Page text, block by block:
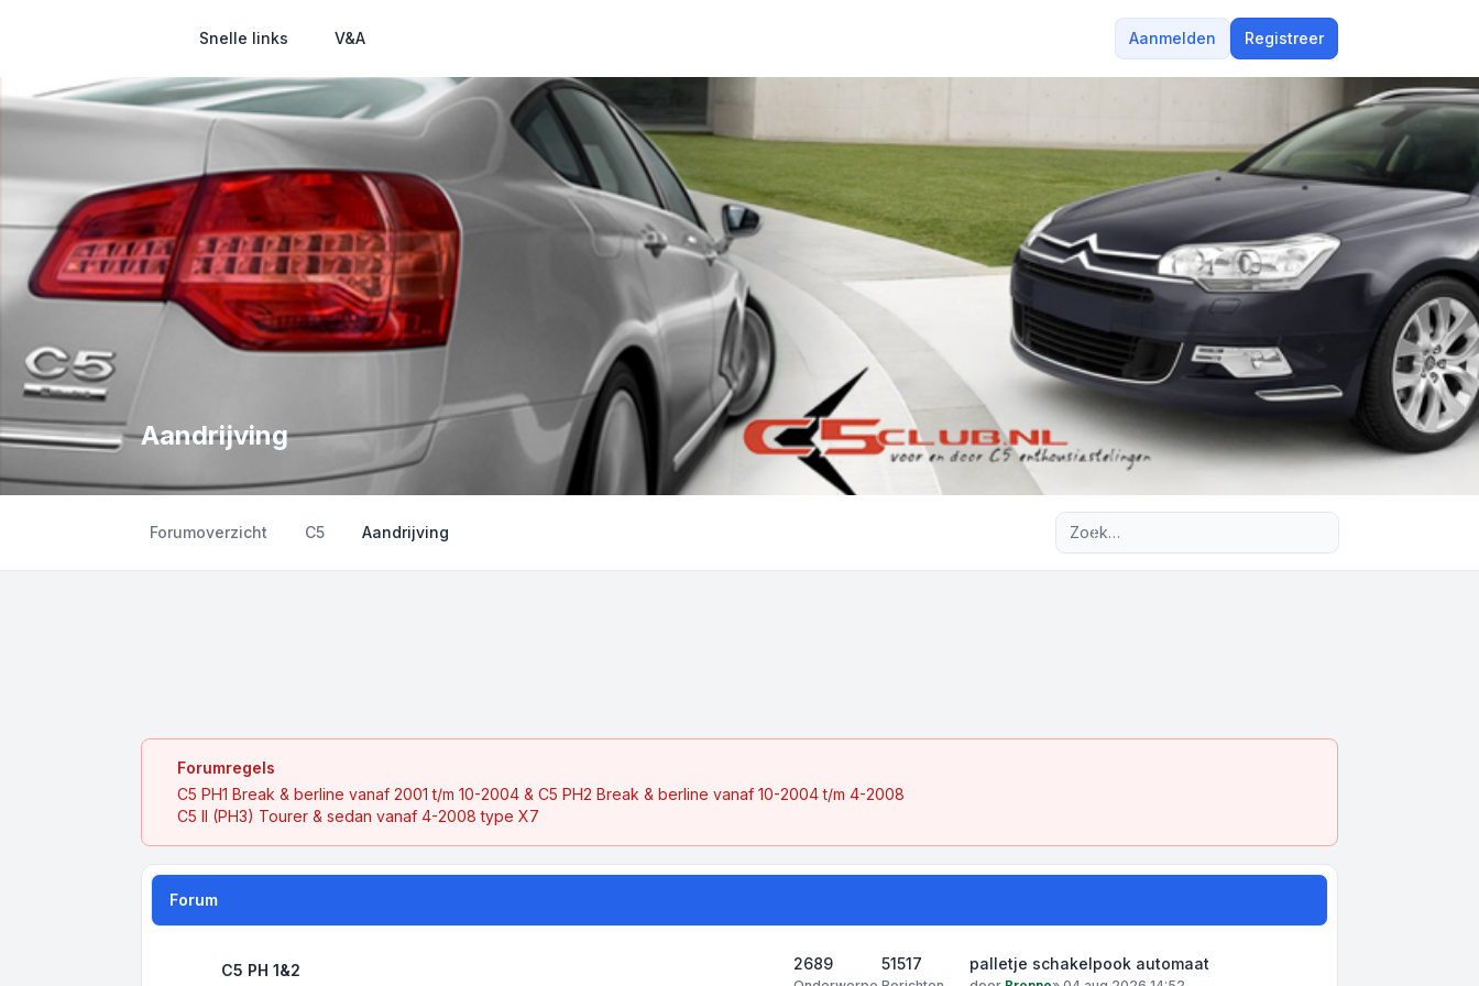
Snelle links V&A Aanmelden Registreer
Aandrijving
Forumoverzicht C5 Aandrijving
Forumregels
C5 PH1 Break & berline vanaf 2001 t/m 10-2004 & C5 PH2 Break & berline vanaf 10-2004 t/m 4-2008
C5 II (PH3) Tourer & sedan vanaf 4-2008 type X7
Forum
C5 PH 1&2
2689 51517 palletje schakelpook automaat